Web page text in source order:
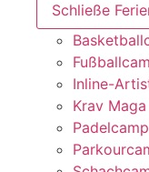
Schließe
Inline-
Krav